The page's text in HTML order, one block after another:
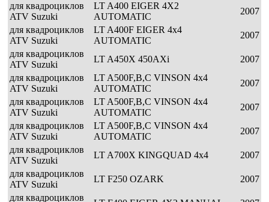
для квадроциклов
ATV Suzuki
LT A400 EIGER 4X2
AUTOMATIC
2007
для квадроциклов
ATV Suzuki
LT A400F EIGER 4x4
AUTOMATIC
2007
для квадроциклов
ATV Suzuki
LT A450X 450AXi
2007
для квадроциклов
ATV Suzuki
LT A500F,B,C VINSON 4x4
AUTOMATIC
2007
для квадроциклов
ATV Suzuki
LT A500F,B,C VINSON 4x4
AUTOMATIC
2007
для квадроциклов
ATV Suzuki
LT A500F,B,C VINSON 4x4
AUTOMATIC
2007
для квадроциклов
ATV Suzuki
LT A700X KINGQUAD 4x4
2007
для квадроциклов
ATV Suzuki
LT F250 OZARK
2007
для квадроциклов